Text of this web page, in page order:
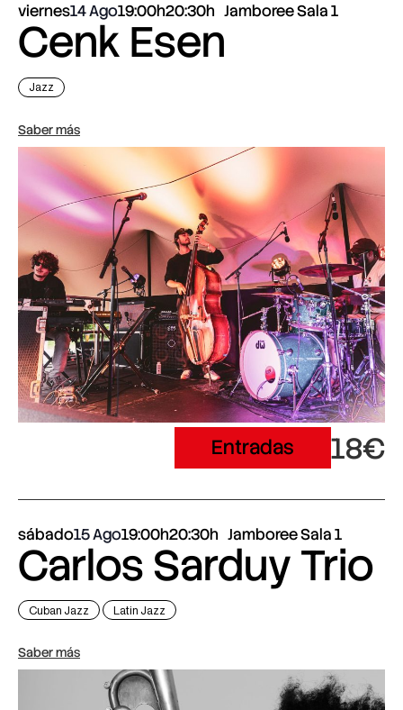
viernes14 Ago19:00h20:30h Jamboree Sala 1
Cenk Esen
Jazz
Saber más
Entradas 18€
sábado15 Ago19:00h20:30h Jamboree Sala 1
Carlos Sarduy Trio
Cuban Jazz Latin Jazz
Saber más